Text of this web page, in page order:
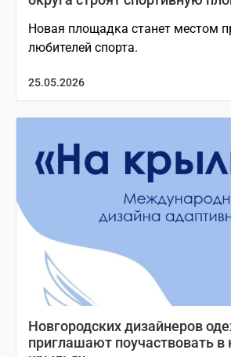
Новая площадка станет местом
любителей спорта.
25.05.2026
Новгородских дизайнеров
приглашают поучаствовать в